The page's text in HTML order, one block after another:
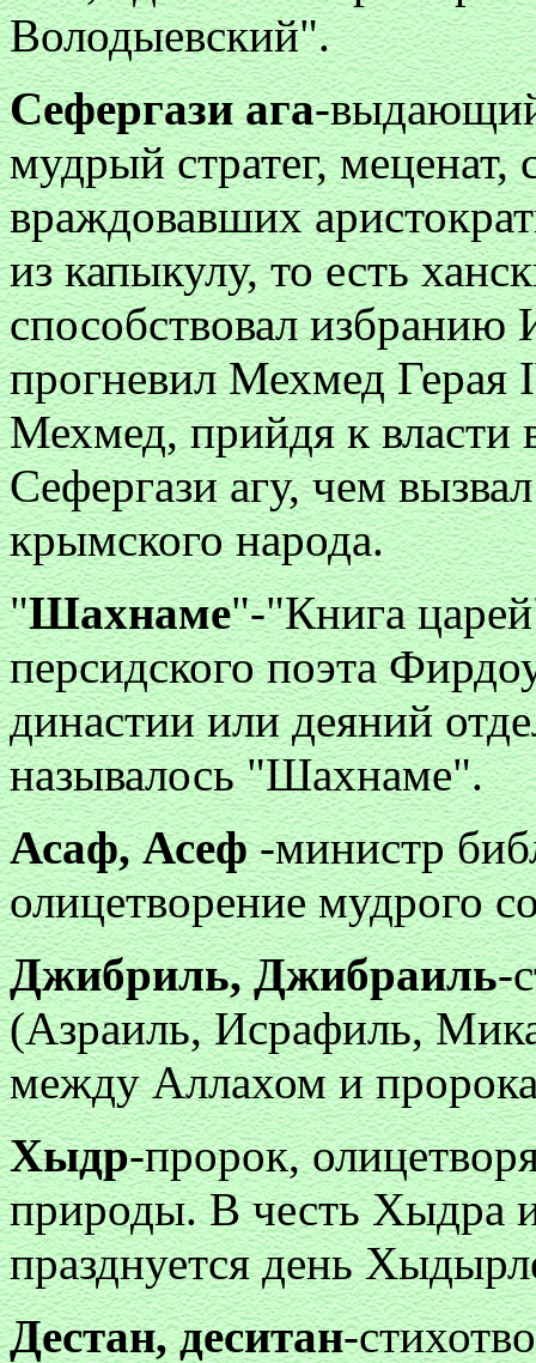
Володыевский".
Сефергази ага-
мудрый стратег, меценат,
враждовавших
из капыкулу, то есть
способствовал
прогневил Мехмед Герая
Мехмед, прийдя к власти
Сефергази агу, чем
крымского народа.
"Шахнаме"-"Книга
персидского поэта
династии или деяний
называлось "Шахнаме".
Асаф, Асеф-министр
олицетворение мудрого
Джибриль, Джибраиль-
(Азраиль, Исрафиль,
между Аллахом и
Хыдр-пророк,
природы. В честь Хыдра
празднуется день
Дестан, деситан-